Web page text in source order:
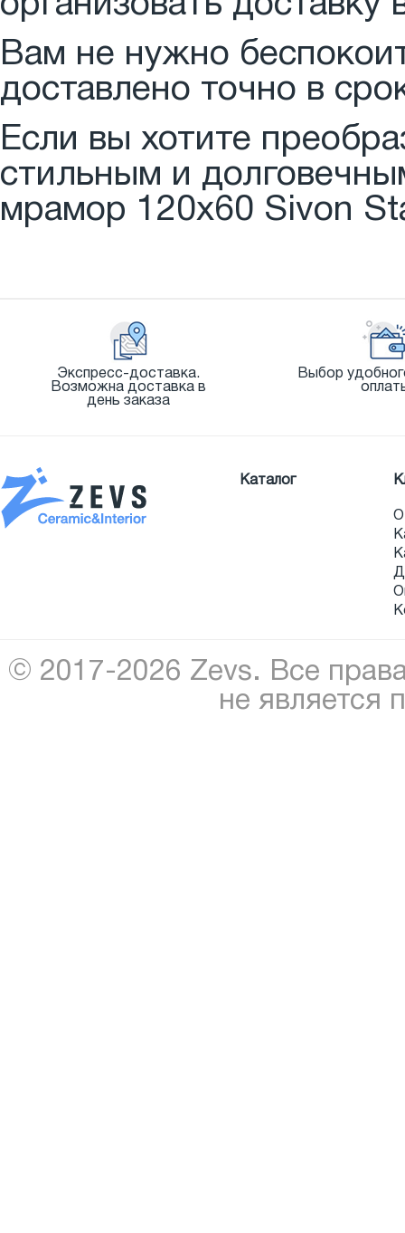
Вам не нужно
доставлено точно в
Если вы хотите
стильным и
мрамор 120x60 Sivon
Экспресс-доставка.
Возможна доставка в
день заказа
Выбор
Каталог
О
© 2017-2026 Zevs. Все
не является